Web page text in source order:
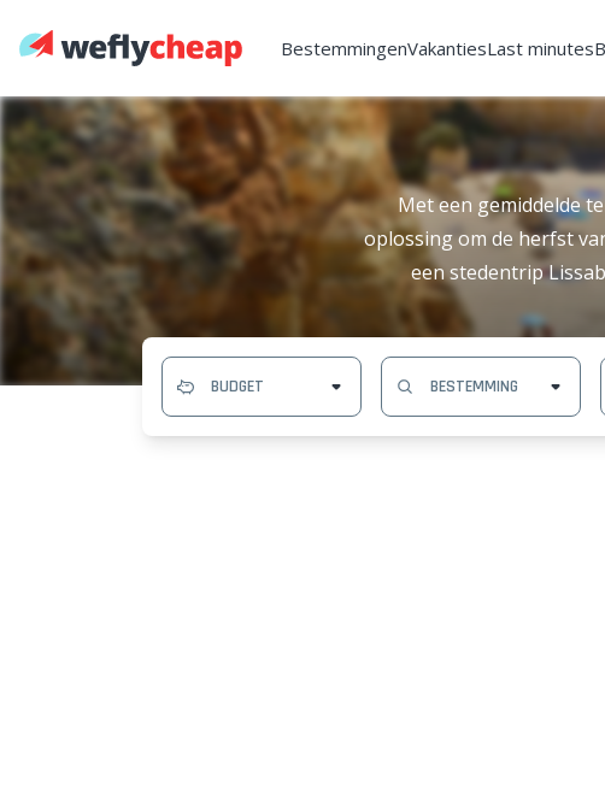
BestemmingenVakantiesLast minutes
Met een gemiddelde
oplossing om de herfst
een stedentrip